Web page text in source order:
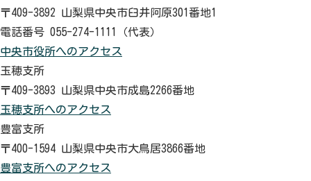
〒409-3892 山梨県中央市臼井阿原301番地1
電話番号 055-274-1111（代表）
中央市役所へのアクセス
玉穂支所
〒409-3893 山梨県中央市成島2266番地
玉穂支所へのアクセス
豊富支所
〒400-1594 山梨県中央市大鳥居3866番地
豊富支所へのアクセス